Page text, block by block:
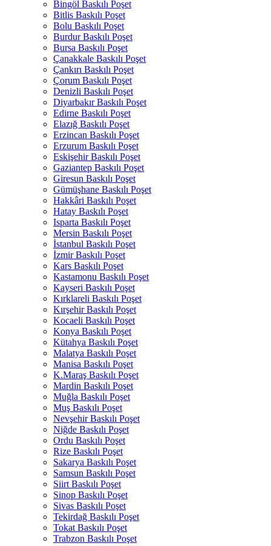
Bingöl Baskılı Poşet
Bitlis Baskılı Poşet
Bolu Baskılı Poşet
Burdur Baskılı Poşet
Bursa Baskılı Poşet
Çanakkale Baskılı Poşet
Çankırı Baskılı Poşet
Çorum Baskılı Poşet
Denizli Baskılı Poşet
Diyarbakır Baskılı Poşet
Edirne Baskılı Poşet
Elazığ Baskılı Poşet
Erzincan Baskılı Poşet
Erzurum Baskılı Poşet
Eskişehir Baskılı Poşet
Gaziantep Baskılı Poşet
Giresun Baskılı Poşet
Gümüşhane Baskılı Poşet
Hakkâri Baskılı Poşet
Hatay Baskılı Poşet
Isparta Baskılı Poşet
Mersin Baskılı Poşet
İstanbul Baskılı Poşet
İzmir Baskılı Poşet
Kars Baskılı Poşet
Kastamonu Baskılı Poşet
Kayseri Baskılı Poşet
Kırklareli Baskılı Poşet
Kırşehir Baskılı Poşet
Kocaeli Baskılı Poşet
Konya Baskılı Poşet
Kütahya Baskılı Poşet
Malatya Baskılı Poşet
Manisa Baskılı Poşet
K.Maraş Baskılı Poşet
Mardin Baskılı Poşet
Muğla Baskılı Poşet
Muş Baskılı Poşet
Nevşehir Baskılı Poşet
Niğde Baskılı Poşet
Ordu Baskılı Poşet
Rize Baskılı Poşet
Sakarya Baskılı Poşet
Samsun Baskılı Poşet
Siirt Baskılı Poşet
Sinop Baskılı Poşet
Sivas Baskılı Poşet
Tekirdağ Baskılı Poşet
Tokat Baskılı Poşet
Trabzon Baskılı Poşet